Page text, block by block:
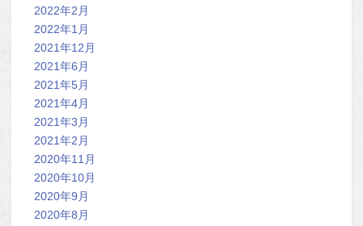
2022年2月
2022年1月
2021年12月
2021年6月
2021年5月
2021年4月
2021年3月
2021年2月
2020年11月
2020年10月
2020年9月
2020年8月